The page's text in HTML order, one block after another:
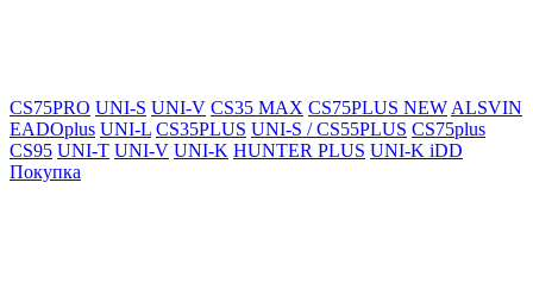
CS75PRO UNI-S UNI-V CS35 MAX CS75PLUS NEW ALSVIN
EADOplus UNI-L CS35PLUS UNI-S / CS55PLUS CS75plus
CS95 UNI-T UNI-V UNI-K HUNTER PLUS UNI-K iDD
Покупка